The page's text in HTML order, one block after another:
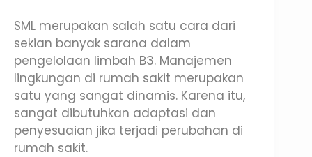
SML merupakan salah satu cara dari
sekian banyak sarana dalam
pengelolaan limbah B3. Manajemen
lingkungan di rumah sakit merupakan
satu yang sangat dinamis. Karena itu,
sangat dibutuhkan adaptasi dan
penyesuaian jika terjadi perubahan di
rumah sakit.